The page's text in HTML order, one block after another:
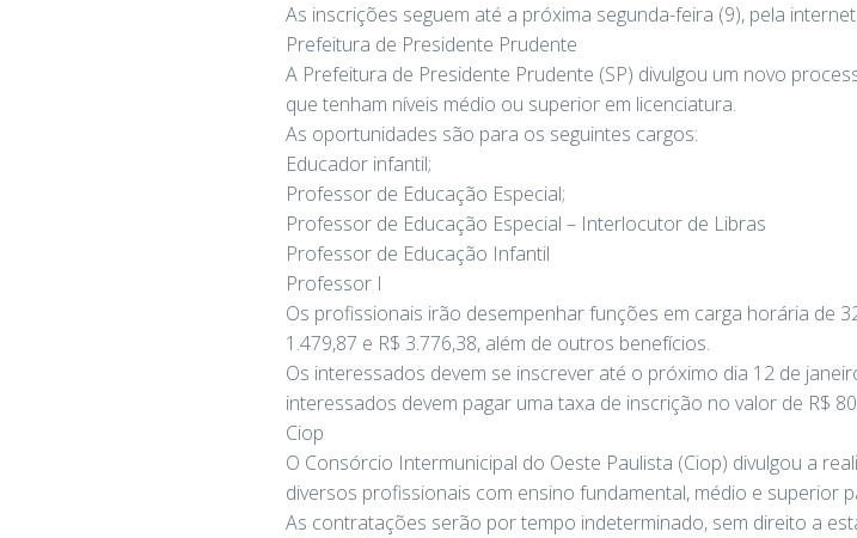
As inscrições seguem até a próxima segunda-feira (9), pela
Prefeitura de Presidente Prudente
A Prefeitura de Presidente Prudente (SP) divulgou um novo
que tenham níveis médio ou superior em licenciatura.
As oportunidades são para os seguintes cargos:
Educador infantil;
Professor de Educação Especial;
Professor de Educação Especial – Interlocutor de Libras
Professor de Educação Infantil
Professor I
Os profissionais irão desempenhar funções em carga horária de
1.479,87 e R$ 3.776,38, além de outros benefícios.
Os interessados devem se inscrever até o próximo dia 12 de
interessados devem pagar uma taxa de inscrição no valor de R$
Ciop
O Consórcio Intermunicipal do Oeste Paulista (Ciop) divulgou a
diversos profissionais com ensino fundamental, médio e superior
As contratações serão por tempo indeterminado, sem direito a